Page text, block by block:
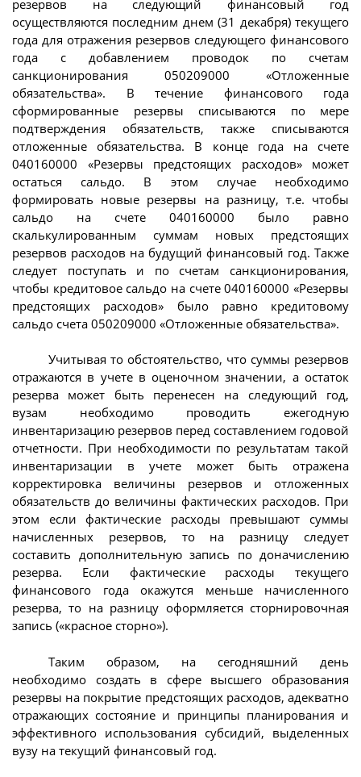
резервов на следующий финансовый год
осуществляются последним днем (31 декабря) текущего
года для отражения резервов следующего финансового
года с добавлением проводок по счетам
санкционирования 050209000 «Отложенные
обязательства». В течение финансового года
сформированные резервы списываются по мере
подтверждения обязательств, также списываются
отложенные обязательства. В конце года на счете
040160000 «Резервы предстоящих расходов» может
остаться сальдо. В этом случае необходимо
формировать новые резервы на разницу, т.е. чтобы
сальдо на счете 040160000 было равно
скалькулированным суммам новых предстоящих
резервов расходов на будущий финансовый год. Также
следует поступать и по счетам санкционирования,
чтобы кредитовое сальдо на счете 040160000 «Резервы
предстоящих расходов» было равно кредитовому
сальдо счета 050209000 «Отложенные обязательства».
Учитывая то обстоятельство, что суммы резервов
отражаются в учете в оценочном значении, а остаток
резерва может быть перенесен на следующий год,
вузам необходимо проводить ежегодную
инвентаризацию резервов перед составлением годовой
отчетности. При необходимости по результатам такой
инвентаризации в учете может быть отражена
корректировка величины резервов и отложенных
обязательств до величины фактических расходов. При
этом если фактические расходы превышают суммы
начисленных резервов, то на разницу следует
составить дополнительную запись по доначислению
резерва. Если фактические расходы текущего
финансового года окажутся меньше начисленного
резерва, то на разницу оформляется сторнировочная
запись («красное сторно»).
Таким образом, на сегодняшний день
необходимо создать в сфере высшего образования
резервы на покрытие предстоящих расходов, адекватно
отражающих состояние и принципы планирования и
эффективного использования субсидий, выделенных
вузу на текущий финансовый год.